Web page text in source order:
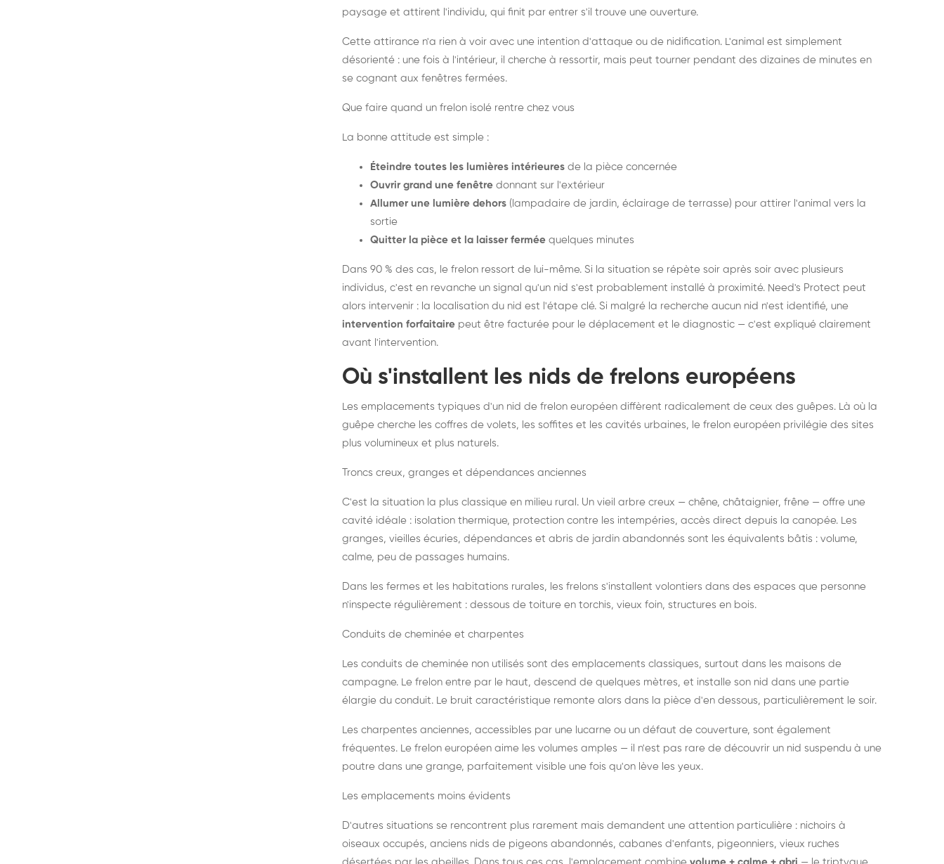
paysage et attirent l'individu, qui finit par entrer s'il trouve une ouverture.
Cette attirance n'a rien à voir avec une intention d'attaque ou de nidification. L'animal est simplement
désorienté : une fois à l'intérieur, il cherche à ressortir, mais peut tourner pendant des dizaines de minutes en
se cognant aux fenêtres fermées.
Que faire quand un frelon isolé rentre chez vous
La bonne attitude est simple :
Éteindre toutes les lumières intérieures de la pièce concernée
Ouvrir grand une fenêtre donnant sur l'extérieur
Allumer une lumière dehors (lampadaire de jardin, éclairage de terrasse) pour attirer l'animal vers la
sortie
Quitter la pièce et la laisser fermée quelques minutes
Dans 90 % des cas, le frelon ressort de lui-même. Si la situation se répète soir après soir avec plusieurs
individus, c'est en revanche un signal qu'un nid s'est probablement installé à proximité. Need's Protect peut
alors intervenir : la localisation du nid est l'étape clé. Si malgré la recherche aucun nid n'est identifié, une
intervention forfaitaire peut être facturée pour le déplacement et le diagnostic — c'est expliqué clairement
avant l'intervention.
Où s'installent les nids de frelons européens
Les emplacements typiques d'un nid de frelon européen diffèrent radicalement de ceux des guêpes. Là où la
guêpe cherche les coffres de volets, les soffites et les cavités urbaines, le frelon européen privilégie des sites
plus volumineux et plus naturels.
Troncs creux, granges et dépendances anciennes
C'est la situation la plus classique en milieu rural. Un vieil arbre creux — chêne, châtaignier, frêne — offre une
cavité idéale : isolation thermique, protection contre les intempéries, accès direct depuis la canopée. Les
granges, vieilles écuries, dépendances et abris de jardin abandonnés sont les équivalents bâtis : volume,
calme, peu de passages humains.
Dans les fermes et les habitations rurales, les frelons s'installent volontiers dans des espaces que personne
n'inspecte régulièrement : dessous de toiture en torchis, vieux foin, structures en bois.
Conduits de cheminée et charpentes
Les conduits de cheminée non utilisés sont des emplacements classiques, surtout dans les maisons de
campagne. Le frelon entre par le haut, descend de quelques mètres, et installe son nid dans une partie
élargie du conduit. Le bruit caractéristique remonte alors dans la pièce d'en dessous, particulièrement le soir.
Les charpentes anciennes, accessibles par une lucarne ou un défaut de couverture, sont également
fréquentes. Le frelon européen aime les volumes amples — il n'est pas rare de découvrir un nid suspendu à une
poutre dans une grange, parfaitement visible une fois qu'on lève les yeux.
Les emplacements moins évidents
D'autres situations se rencontrent plus rarement mais demandent une attention particulière : nichoirs à
oiseaux occupés, anciens nids de pigeons abandonnés, cabanes d'enfants, pigeonniers, vieux ruches